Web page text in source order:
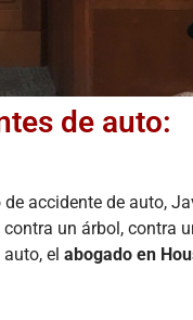
de auto:
accidente de auto,
un árbol, contra
el abogado en